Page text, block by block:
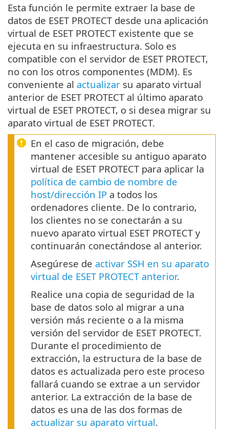
Esta función le permite extraer la base de
datos de ESET PROTECT desde una aplicación
virtual de ESET PROTECT existente que se
ejecuta en su infraestructura. Solo es
compatible con el servidor de ESET PROTECT,
no con los otros componentes (MDM). Es
conveniente al actualizar su aparato virtual
anterior de ESET PROTECT al último aparato
virtual de ESET PROTECT, o si desea migrar su
aparato virtual de ESET PROTECT.
En el caso de migración, debe
mantener accesible su antiguo aparato
virtual de ESET PROTECT para aplicar la
política de cambio de nombre de
host/dirección IP a todos los
ordenadores cliente. De lo contrario,
los clientes no se conectarán a su
nuevo aparato virtual ESET PROTECT y
continuarán conectándose al anterior.
Asegúrese de activar SSH en su aparato
virtual de ESET PROTECT anterior.
Realice una copia de seguridad de la
base de datos solo al migrar a una
versión más reciente o a la misma
versión del servidor de ESET PROTECT.
Durante el procedimiento de
extracción, la estructura de la base de
datos es actualizada pero este proceso
fallará cuando se extrae a un servidor
anterior. La extracción de la base de
datos es una de las dos formas de
actualizar su aparato virtual.